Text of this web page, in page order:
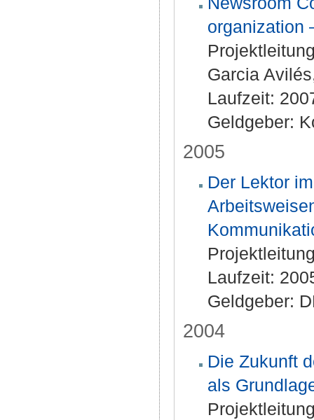
organization
Garcia
Laufzeit:
Geldgeber:
2005
Der Lektor
Laufzeit:
Geldgeber:
2004
Die Zukunft
als